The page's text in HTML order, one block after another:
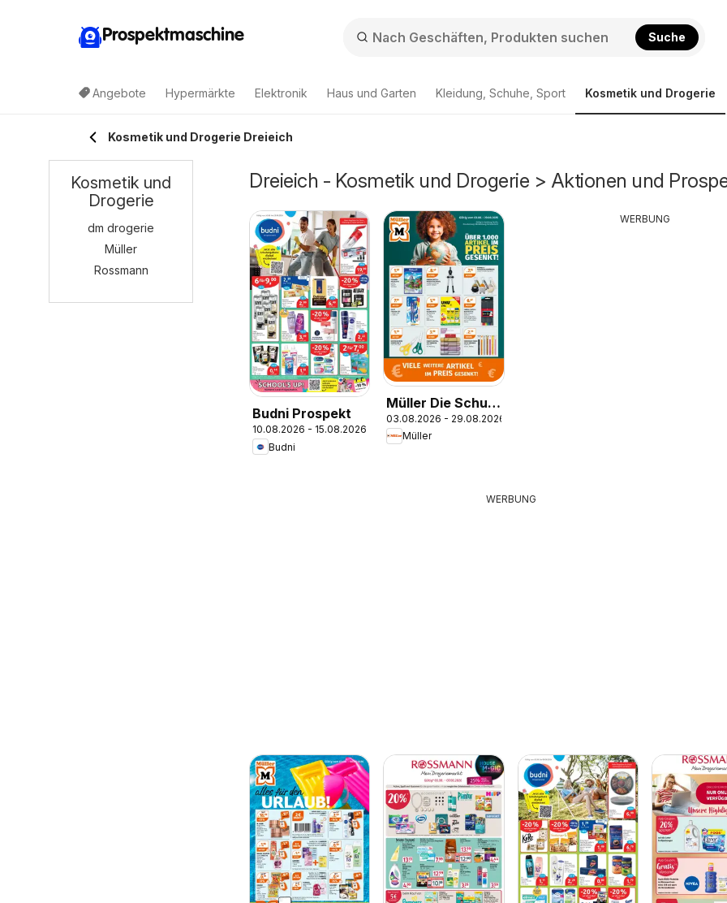
Prospektmaschine Suche
Angebote Hypermärkte Elektronik Haus und Garten Kleidung, Schuhe, Sport Kosmetik und Drogerie
Kosmetik und Drogerie Dreieich
Dreieich - Kosmetik und Drogerie > Aktionen und
Budni Prospekt
10.08.2026 - 15.08.2026
Budni
Müller Die Schule
ruft
03.08.2026 - 29.08.2026
Müller
WERBUNG
WERBUNG
Kosmetik und
Drogerie
dm drogerie
Müller
Rossmann